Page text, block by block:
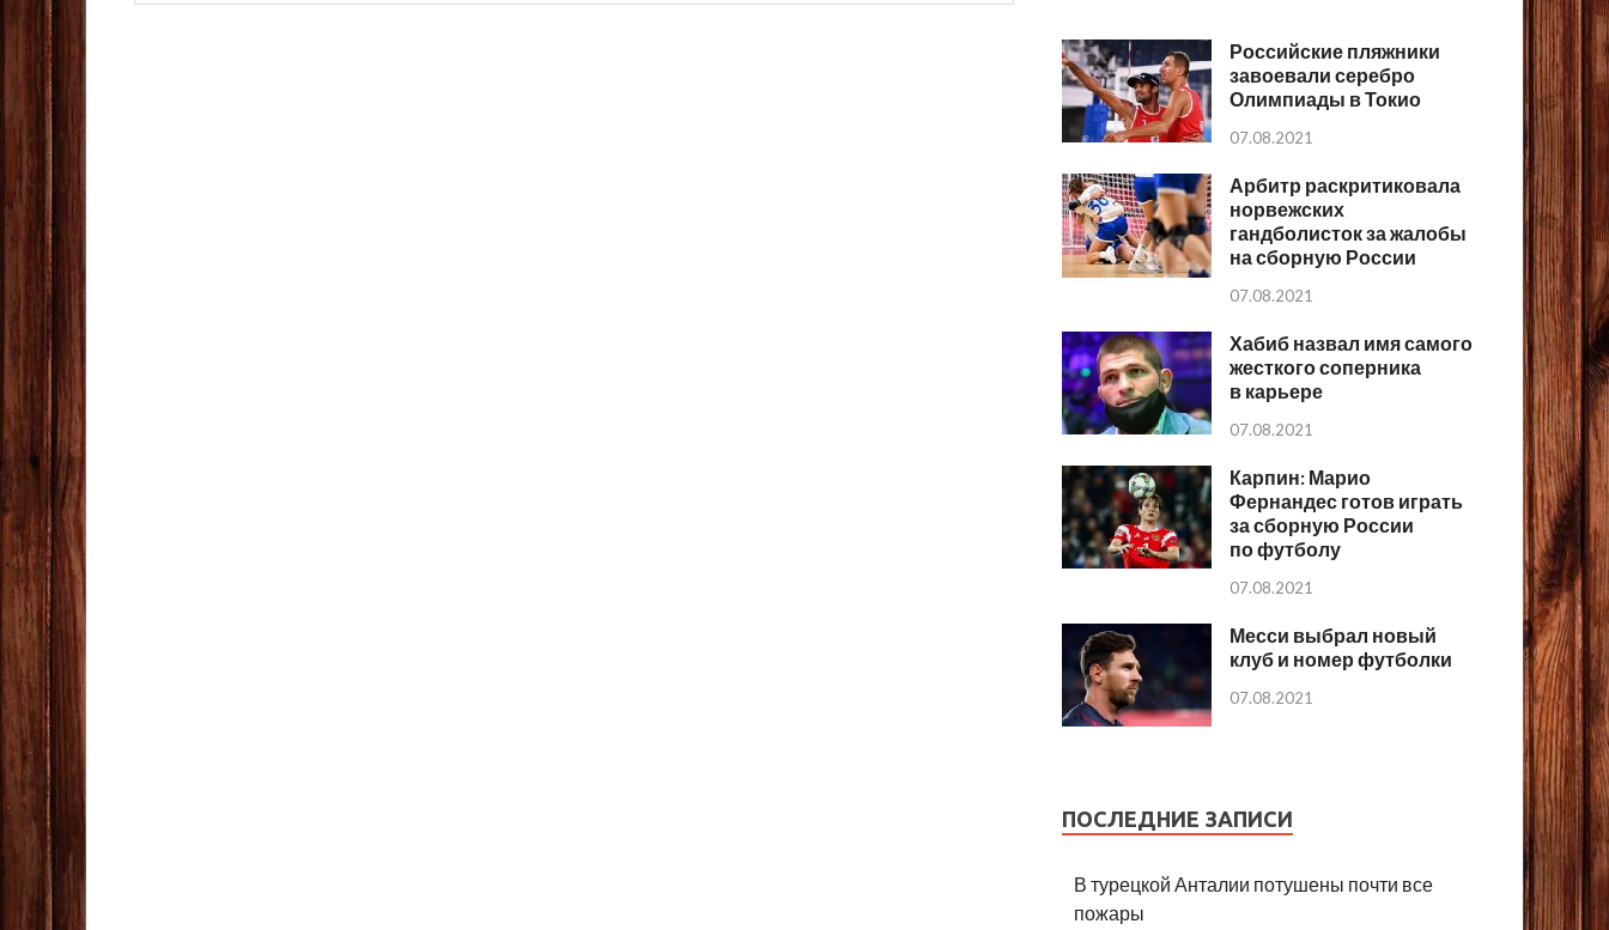
Российские пляжники
завоевали серебро
Олимпиады в Токио
07.08.2021
Арбитр раскритиковала
норвежских
гандболисток за жалобы
на сборную России
07.08.2021
Хабиб назвал имя самого
жесткого соперника
в карьере
07.08.2021
Карпин: Марио
Фернандес готов играть
за сборную России
по футболу
07.08.2021
Месси выбрал новый
клуб и номер футболки
07.08.2021
ПОСЛЕДНИЕ ЗАПИСИ
В турецкой Анталии потушены почти все
пожары